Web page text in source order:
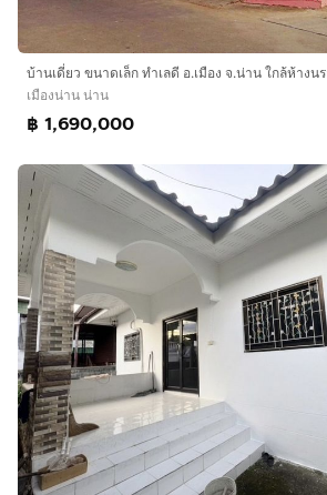
เมืองน่าน น่าน
฿ 1,690,000